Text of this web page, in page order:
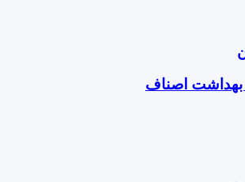
بهداشت اصناف